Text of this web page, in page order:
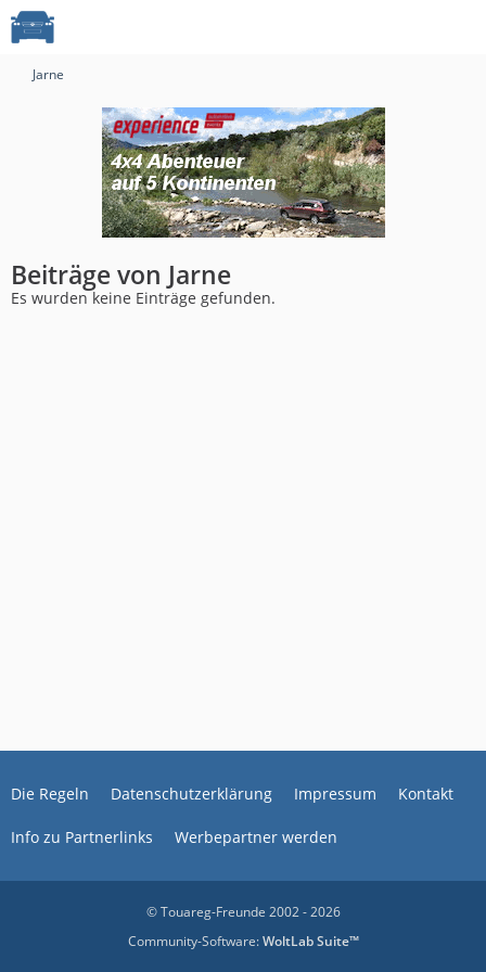
Jarne
Beiträge von Jarne
Es wurden keine Einträge gefunden.
Die Regeln Datenschutzerklärung Impressum Kontakt
Info zu Partnerlinks Werbepartner werden
© Touareg-Freunde 2002 - 2026
Community-Software:WoltLab Suite™